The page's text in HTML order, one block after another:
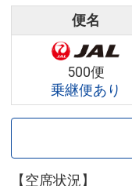
便名
500便
乗継便あり
【空席状況】